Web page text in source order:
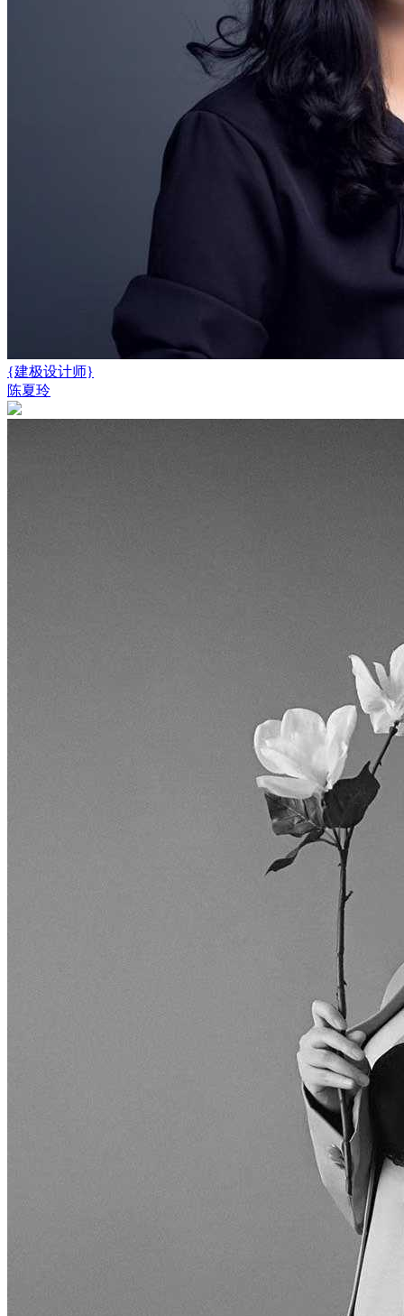
{建极设计师}
陈夏玲